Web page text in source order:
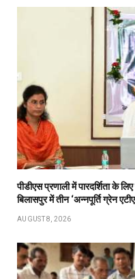
पीडीएस प्रणाली में पारदर्शिता के
बिलासपुर में तीन ‘अन्नपूर्ति ग्रेन
AUGUST 8, 2026